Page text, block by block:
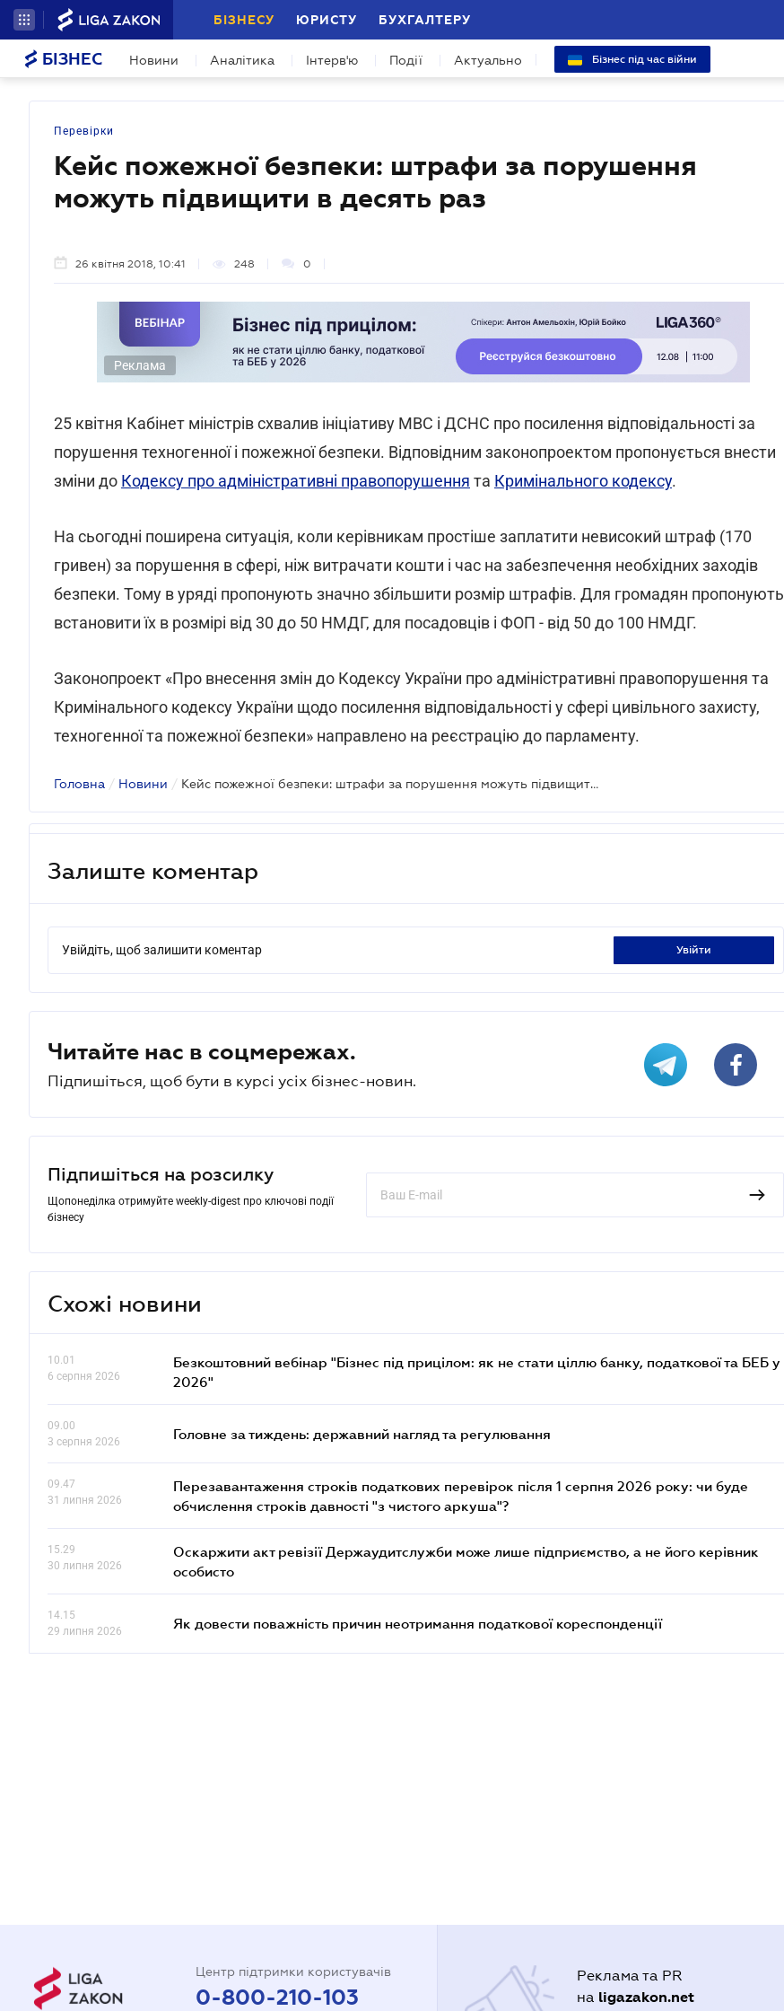
БІЗНЕСУ ЮРИСТУ БУХГАЛТЕРУ
БІЗНЕС Новини Аналітика Інтерв'ю Події Актуально Бізнес під час війни
Перевірки
Кейс пожежної безпеки: штрафи за порушення
можуть підвищити в десять раз
26 квітня 2018, 10:41 248 0
Реклама
25 квітня Кабінет міністрів схвалив ініціативу МВС і ДСНС про посилення відповідальності за
порушення техногенної і пожежної безпеки. Відповідним законопроектом пропонується внести
зміни до Кодексу про адміністративні правопорушення та Кримінального кодексу.
На сьогодні поширена ситуація, коли керівникам простіше заплатити невисокий штраф (170
гривен) за порушення в сфері, ніж витрачати кошти і час на забезпечення необхідних заходів
безпеки. Тому в уряді пропонують значно збільшити розмір штрафів. Для громадян пропонують
встановити їх в розмірі від 30 до 50 НМДГ, для посадовців і ФОП - від 50 до 100 НМДГ.
Законопроект «Про внесення змін до Кодексу України про адміністративні правопорушення та
Кримінального кодексу України щодо посилення відповідальності у сфері цивільного захисту,
техногенної та пожежної безпеки» направлено на реєстрацію до парламенту.
Головна / Новини / Кейс пожежної безпеки: штрафи за порушення можуть підвищити в десять раз
Залиште коментар
Увійдіть, щоб залишити коментар увійти
Читайте нас в соцмережах.
Підпишіться, щоб бути в курсі усіх бізнес-новин.
Підпишіться на розсилку
Щопонеділка отримуйте weekly-digest про ключові події
бізнесу
Схожі новини
10.01
6 серпня 2026
Безкоштовний вебінар "Бізнес під прицілом: як не стати ціллю банку, податкової та БЕБ у
2026"
09.00
3 серпня 2026
Головне за тиждень: державний нагляд та регулювання
09.47
31 липня 2026
Перезавантаження строків податкових перевірок після 1 серпня 2026 року: чи буде
обчислення строків давності "з чистого аркуша"?
15.29
30 липня 2026
Оскаржити акт ревізії Держаудитслужби може лише підприємство, а не його керівник
особисто
14.15
29 липня 2026
Як довести поважність причин неотримання податкової кореспонденції
Центр підтримки користувачів
0-800-210-103
Реклама та PR
на ligazakon.net